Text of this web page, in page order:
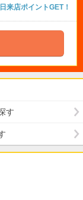
来店ポイントGET！
す